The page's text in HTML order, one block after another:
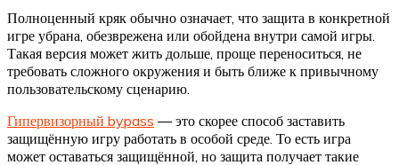
Полноценный кряк обычно означает, что защита в конкретной
игре убрана, обезврежена или обойдена внутри самой игры.
Такая версия может жить дольше, проще переноситься, не
требовать сложного окружения и быть ближе к привычному
пользовательскому сценарию.
Гипервизорный bypass — это скорее способ заставить
защищённую игру работать в особой среде. То есть игра
может оставаться защищённой, но защита получает такие